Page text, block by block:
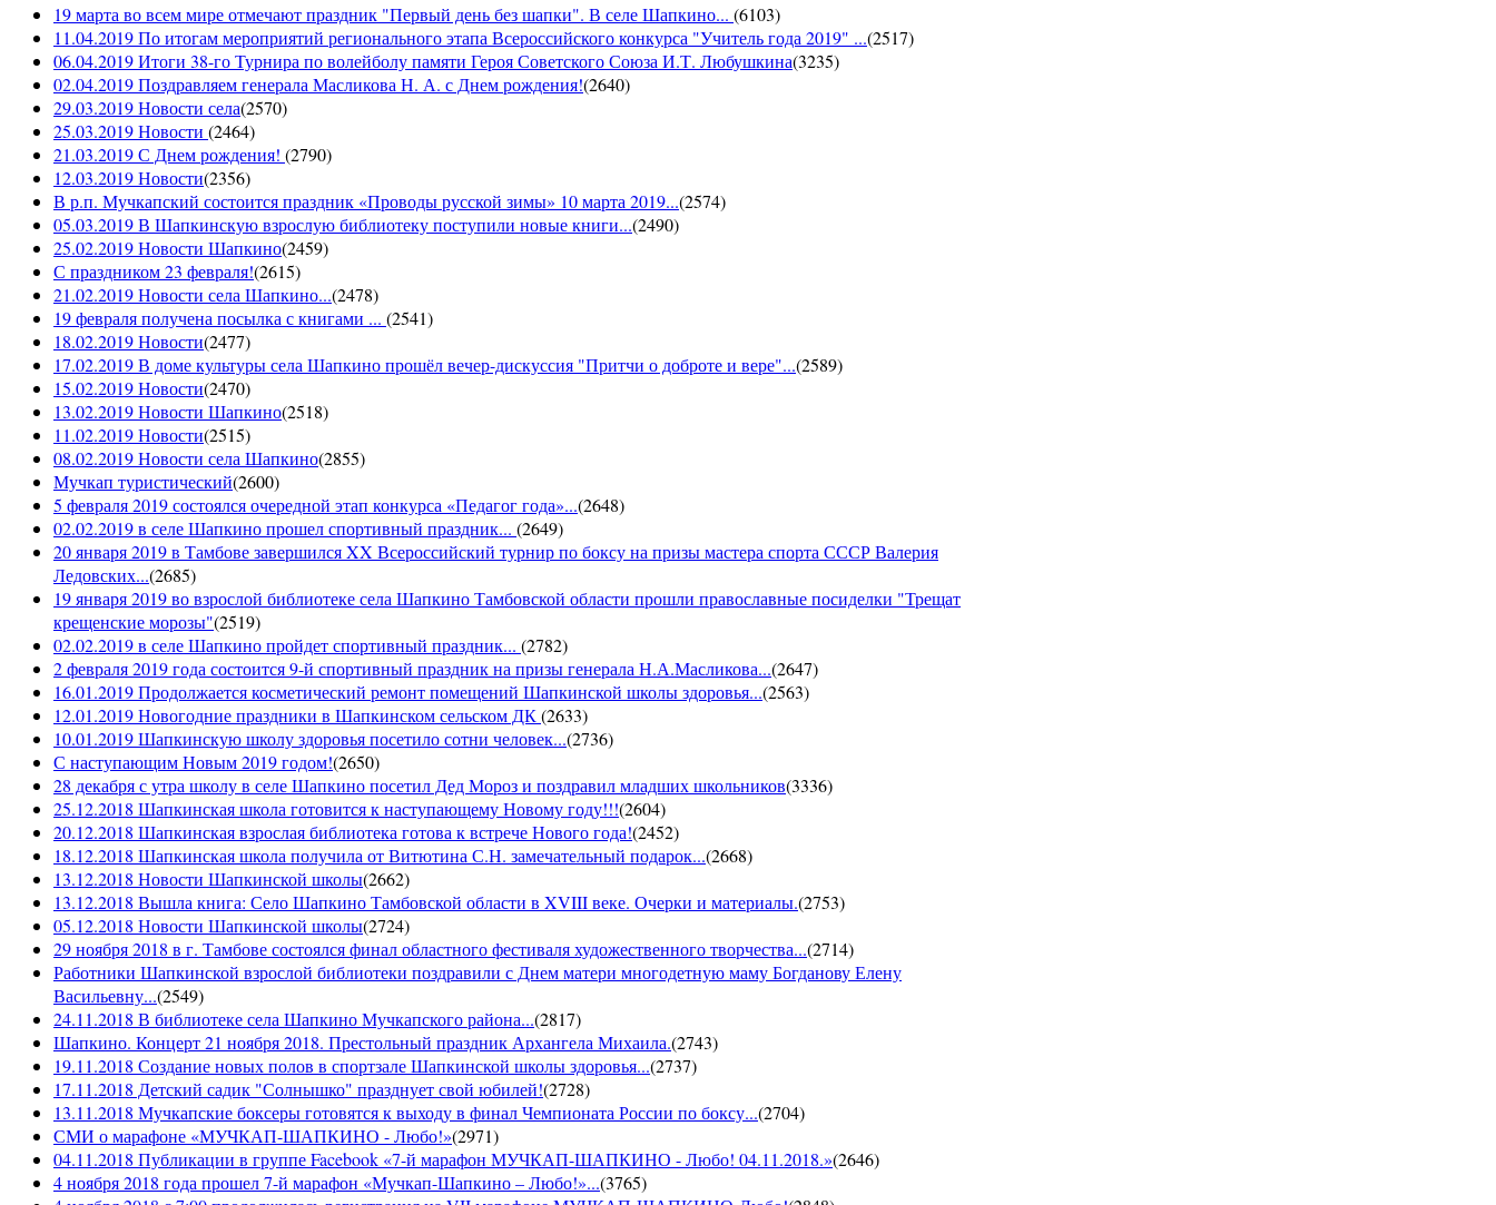
19 марта во всем мире отмечают праздник "Первый день без шапки". В селе Шапкино... (6103)
11.04.2019 По итогам мероприятий регионального этапа Всероссийского конкурса "Учитель года 2019" ...(2517)
06.04.2019 Итоги 38-го Турнира по волейболу памяти Героя Советского Союза И.Т. Любушкина(3235)
02.04.2019 Поздравляем генерала Масликова Н. А. с Днем рождения!(2640)
29.03.2019 Новости села(2570)
25.03.2019 Новости (2464)
21.03.2019 С Днем рождения! (2790)
12.03.2019 Новости(2356)
В р.п. Мучкапский состоится праздник «Проводы русской зимы» 10 марта 2019...(2574)
05.03.2019 В Шапкинскую взрослую библиотеку поступили новые книги...(2490)
25.02.2019 Новости Шапкино(2459)
С праздником 23 февраля!(2615)
21.02.2019 Новости села Шапкино...(2478)
19 февраля получена посылка с книгами ... (2541)
18.02.2019 Новости(2477)
17.02.2019 В доме культуры села Шапкино прошёл вечер-дискуссия "Притчи о доброте и вере"...(2589)
15.02.2019 Новости(2470)
13.02.2019 Новости Шапкино(2518)
11.02.2019 Новости(2515)
08.02.2019 Новости села Шапкино(2855)
Мучкап туристический(2600)
5 февраля 2019 состоялся очередной этап конкурса «Педагог года»...(2648)
02.02.2019 в селе Шапкино прошел спортивный праздник... (2649)
20 января 2019 в Тамбове завершился XX Всероссийский турнир по боксу на призы мастера спорта СССР Валерия
Ледовских...(2685)
19 января 2019 во взрослой библиотеке села Шапкино Тамбовской области прошли православные посиделки "Трещат
крещенские морозы"(2519)
02.02.2019 в селе Шапкино пройдет спортивный праздник... (2782)
2 февраля 2019 года состоится 9-й спортивный праздник на призы генерала Н.А.Масликова...(2647)
16.01.2019 Продолжается косметический ремонт помещений Шапкинской школы здоровья...(2563)
12.01.2019 Новогодние праздники в Шапкинском сельском ДК(2633)
10.01.2019 Шапкинскую школу здоровья посетило сотни человек...(2736)
С наступающим Новым 2019 годом!(2650)
28 декабря с утра школу в селе Шапкино посетил Дед Мороз и поздравил младших школьников(3336)
25.12.2018 Шапкинская школа готовится к наступающему Новому году!!!(2604)
20.12.2018 Шапкинская взрослая библиотека готова к встрече Нового года!(2452)
18.12.2018 Шапкинская школа получила от Витютина С.Н. замечательный подарок...(2668)
13.12.2018 Новости Шапкинской школы(2662)
13.12.2018 Вышла книга: Село Шапкино Тамбовской области в XVIII веке. Очерки и материалы.(2753)
05.12.2018 Новости Шапкинской школы(2724)
29 ноября 2018 в г. Тамбове состоялся финал областного фестиваля художественного творчества...(2714)
Работники Шапкинской взрослой библиотеки поздравили с Днем матери многодетную маму Богданову Елену
Васильевну...(2549)
24.11.2018 В библиотеке села Шапкино Мучкапского района...(2817)
Шапкино. Концерт 21 ноября 2018. Престольный праздник Архангела Михаила.(2743)
19.11.2018 Создание новых полов в спортзале Шапкинской школы здоровья...(2737)
17.11.2018 Детский садик "Солнышко" празднует свой юбилей!(2728)
13.11.2018 Мучкапские боксеры готовятся к выходу в финал Чемпионата России по боксу...(2704)
СМИ о марафоне «МУЧКАП-ШАПКИНО - Любо!»(2971)
04.11.2018 Публикации в группе Facebook «7-й марафон МУЧКАП-ШАПКИНО - Любо! 04.11.2018.»(2646)
4 ноября 2018 года прошел 7-й марафон «Мучкап-Шапкино – Любо!»...(3765)